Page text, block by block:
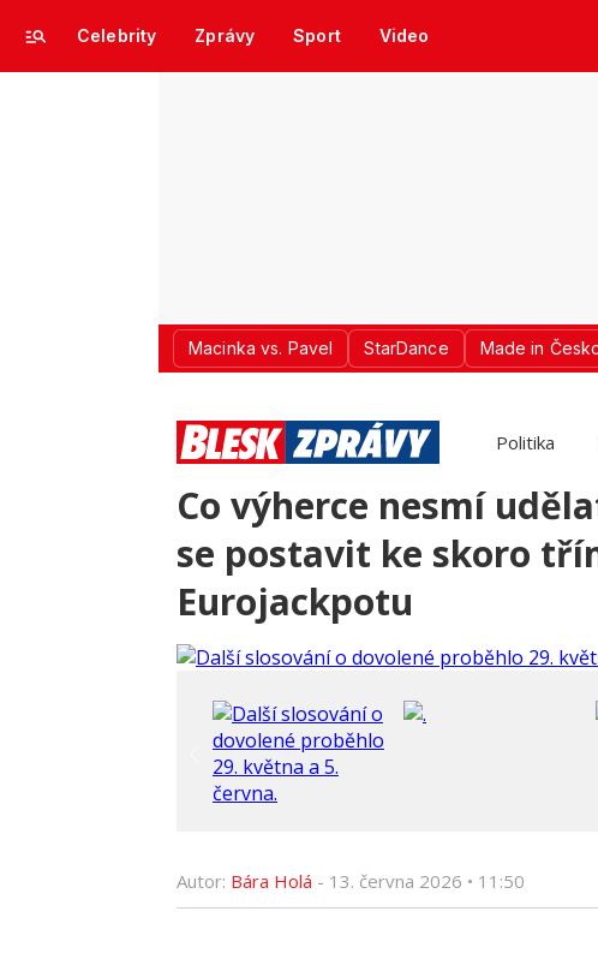
Celebrity Zprávy Sport Video
Macinka vs. Pavel StarDance Made in
Politika
Co výherce nesmí
se postavit ke skoro
Eurojackpotu
Autor: Bára Holá - 13. června 2026 • 11:50